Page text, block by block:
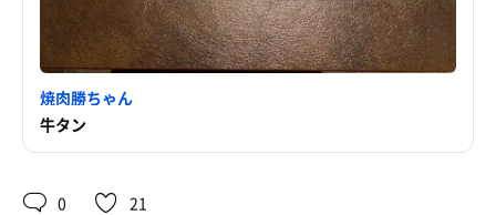
焼肉勝ちゃん
牛タン
0 21